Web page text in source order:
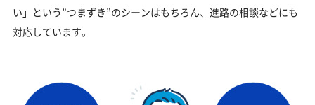
い」という”つまずき”のシーンはもちろん、進路の相談などにも
対応しています。